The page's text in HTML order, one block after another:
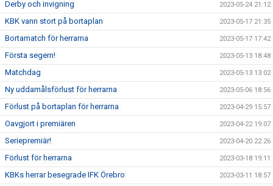
Derby och invigning 2023-05-24 21:12
KBK vann stort på bortaplan 2023-05-17 21:35
Bortamatch för herrarna 2023-05-17 17:42
Första segern! 2023-05-13 18:48
Matchdag 2023-05-13 13:02
Ny uddamålsförlust för herrarna 2023-05-06 18:56
Förlust på bortaplan för herrarna 2023-04-29 15:57
Oavgjort i premiären 2023-04-22 19:07
Seriepremiär! 2023-04-20 22:26
Förlust för herrarna 2023-03-18 19:11
KBKs herrar besegrade IFK Örebro 2023-03-11 18:57